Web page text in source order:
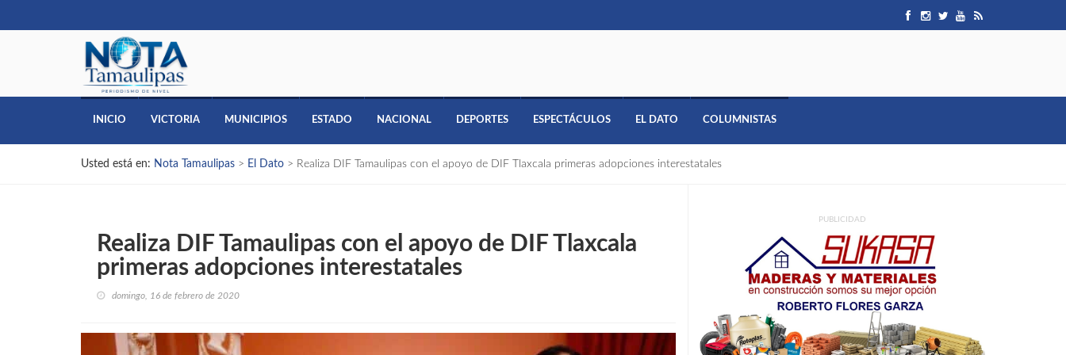
INICIO VICTORIA MUNICIPIOS ESTADO NACIONAL DEPORTES ESPECTÁCULOS EL DATO COLUMNISTAS
Usted está en: Nota Tamaulipas > El Dato > Realiza DIF Tamaulipas con el apoyo de DIF Tlaxcala primeras adopciones interestatales
Realiza DIF Tamaulipas con el apoyo de DIF Tlaxcala
primeras adopciones interestatales
domingo, 16 de febrero de 2020
PUBLICIDAD